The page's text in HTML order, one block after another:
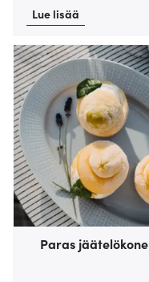
Arabialta
Lue lisää
Paras jäätelökone